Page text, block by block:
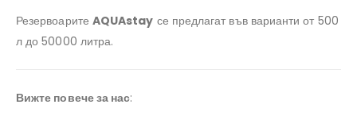
Резервоарите AQUAstay се предлагат във варианти от 500
л до 50000 литра.
Вижте повече за нас: